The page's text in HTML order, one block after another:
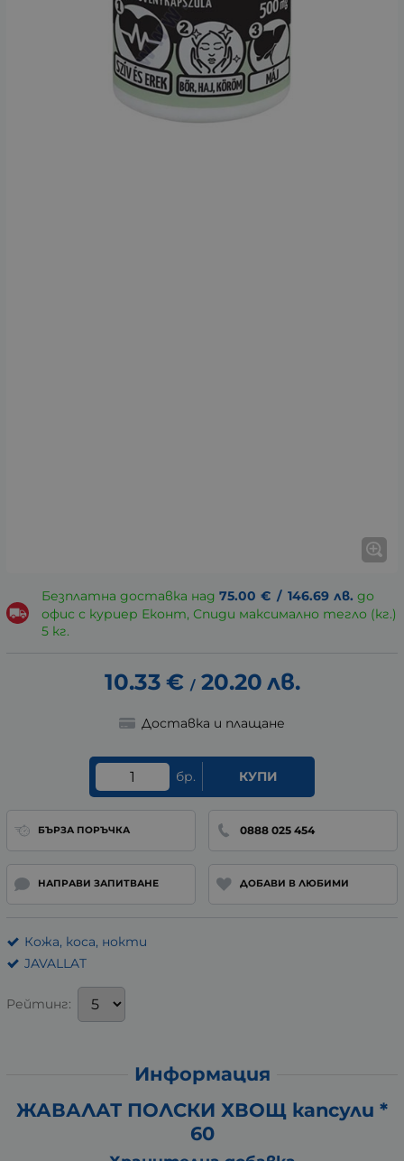
Безплатна доставка над 75.00 € / 146.69 лв. до
офис с куриер Еконт, Спиди максимално тегло (кг.)
5 кг.
10.33 € / 20.20 лв.
Доставка и плащане
бр. КУПИ
БЪРЗА ПОРЪЧКА 0888 025 454
НАПРАВИ ЗАПИТВАНЕ ДОБАВИ В ЛЮБИМИ
Кожа, коса, нокти
JAVALLAT
Рейтинг:
Информация
ЖАВАЛАТ ПОЛСКИ ХВОЩ капсули *
60